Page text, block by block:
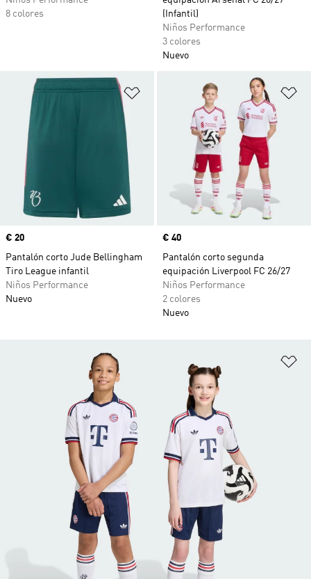
8 colores
(Infantil)
Niños Performance
3 colores
Nuevo
Añadir a la lista de deseos
Precio
€ 20
Pantalón corto Jude Bellingham
Tiro League infantil
Niños Performance
Nuevo
Precio
€ 40
Pantalón corto segunda
equipación Liverpool FC 26/27
Niños Performance
2 colores
Nuevo